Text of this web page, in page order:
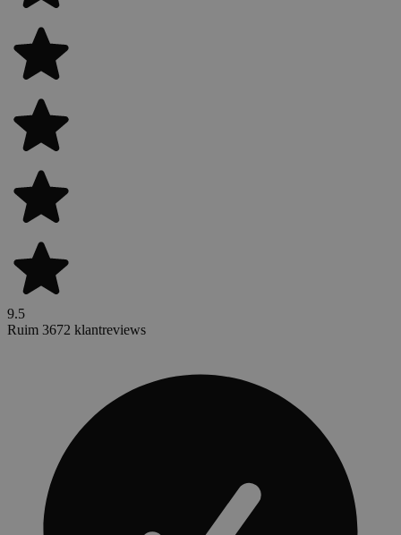
9.5
Ruim 3672 klantreviews